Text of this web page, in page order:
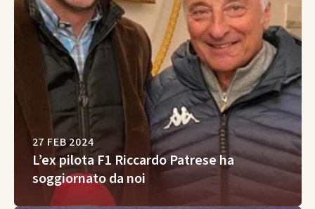
27 FEB 2024
L’ex pilota F1 Riccardo Patrese ha
soggiornato da noi